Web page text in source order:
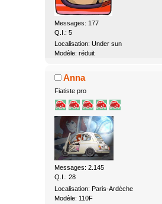
Messages: 177
Q.I.: 5
Localisation: Under sun
Modèle: réduit
Anna
Fiatiste pro
Messages: 2.145
Q.I.: 28
Localisation: Paris-Ardèche
Modèle: 110F